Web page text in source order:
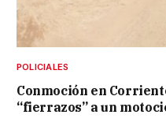
POLICIALES
Conmoción en
“fierrazos” a un